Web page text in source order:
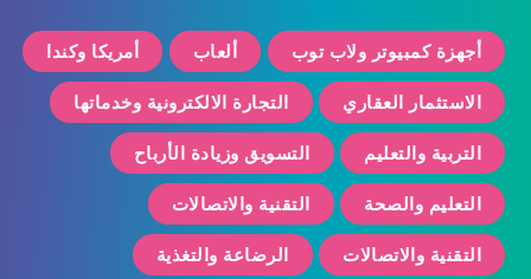
أجهزة كمبيوتر ولاب توب ألعاب أمريكا وكندا
الاستثمار العقاري التجارة الالكترونية وخدماتها
التربية والتعليم التسويق وزيادة الأرباح
التعليم والصحة التقنية والاتصالات
التقنية والاتصالات الرضاعة والتغذية